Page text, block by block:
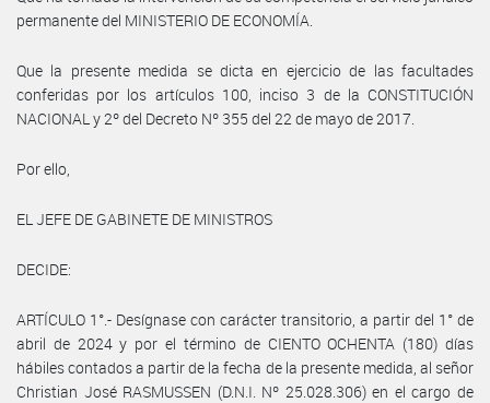
permanente del MINISTERIO DE ECONOMÍA.
Que la presente medida se dicta en ejercicio de las facultades
conferidas por los artículos 100, inciso 3 de la CONSTITUCIÓN
NACIONAL y 2º del Decreto Nº 355 del 22 de mayo de 2017.
Por ello,
EL JEFE DE GABINETE DE MINISTROS
DECIDE:
ARTÍCULO 1°.- Desígnase con carácter transitorio, a partir del 1° de
abril de 2024 y por el término de CIENTO OCHENTA (180) días
hábiles contados a partir de la fecha de la presente medida, al señor
Christian José RASMUSSEN (D.N.I. Nº 25.028.306) en el cargo de